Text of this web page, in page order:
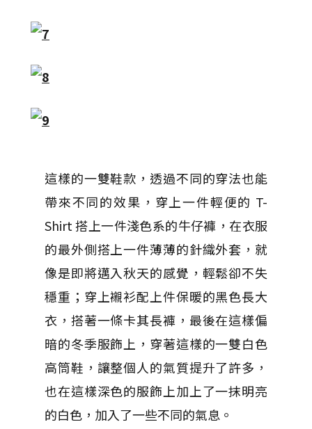
這樣的一雙鞋款，透過不同的穿法也能
帶來不同的效果，穿上一件輕便的 T-
Shirt 搭上一件淺色系的牛仔褲，在衣服
的最外側搭上一件薄薄的針織外套，就
像是即將邁入秋天的感覺，輕鬆卻不失
穩重；穿上襯衫配上件保暖的黑色長大
衣，搭著一條卡其長褲，最後在這樣偏
暗的冬季服飾上，穿著這樣的一雙白色
高筒鞋，讓整個人的氣質提升了許多，
也在這樣深色的服飾上加上了一抹明亮
的白色，加入了一些不同的氣息。